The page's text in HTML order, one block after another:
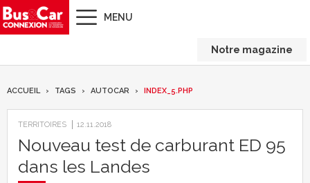
MENU
Notre magazine
ACCUEIL TAGS AUTOCAR INDEX_5.PHP
TERRITOIRES 12.11.2018
Nouveau test de carburant ED 95
dans les Landes